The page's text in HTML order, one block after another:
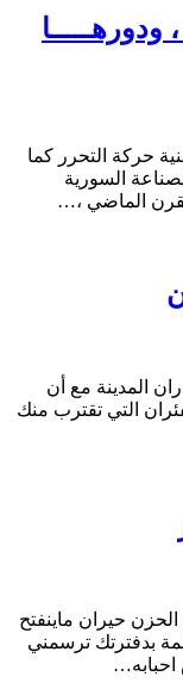
، ودورهـــــا
حركة التحرر كما
السورية
الماضي ،…
المدينة مع أن
التي تقترب منك
حيران ماينفتح
بدفترتك ترسمني